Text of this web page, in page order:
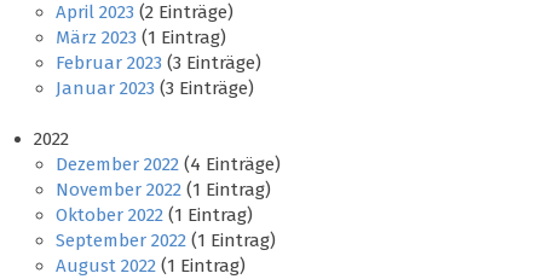
April 2023 (2 Einträge)
März 2023 (1 Eintrag)
Februar 2023 (3 Einträge)
Januar 2023 (3 Einträge)
2022
Dezember 2022 (4 Einträge)
November 2022 (1 Eintrag)
Oktober 2022 (1 Eintrag)
September 2022 (1 Eintrag)
August 2022 (1 Eintrag)